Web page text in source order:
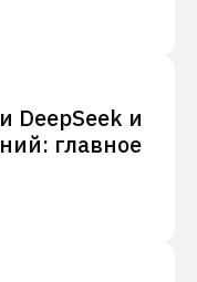
DeepSeek и
главное